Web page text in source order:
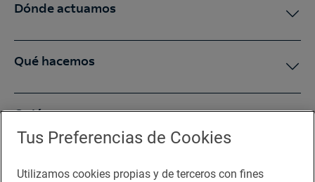
Dónde actuamos
Qué hacemos
Quiénes somos
Sala de prensa
Tus Preferencias de Cookies
Utilizamos cookies propias y de terceros con fines